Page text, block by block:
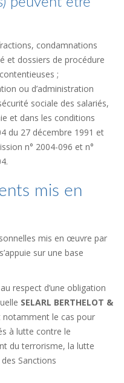
condamnations
et dossiers de procédure
;
ou d’administration
sociale des salariés,
et dans les conditions
du 27 décembre 1991 et
n° 2004-096 et n°
mis en
mis en œuvre par
s’appuie sur une base
respect d’une obligation
SELARL BERTHELOT &
notamment le cas pour
à lutte contre le
du terrorisme, la lutte
Sanctions